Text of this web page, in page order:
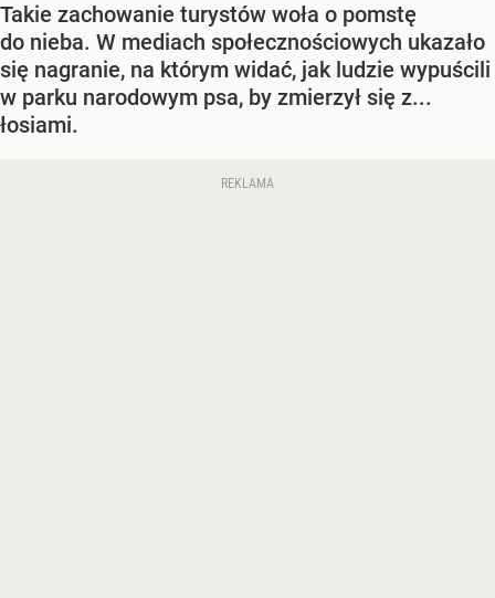
Takie zachowanie turystów woła o pomstę
do nieba. W mediach społecznościowych ukazało
się nagranie, na którym widać, jak ludzie wypuścili
w parku narodowym psa, by zmierzył się z...
łosiami.